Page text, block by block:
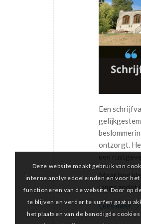
Een
ontzorgt.
een
Maar hoe
langs zodat
Lees meer
Deze website maakt gebruik van
interne analysedoeleinden en voor het
functioneren van de website. Door op
te blijven en verder te surfen gaat u
het plaatsen van de benodigde cookies